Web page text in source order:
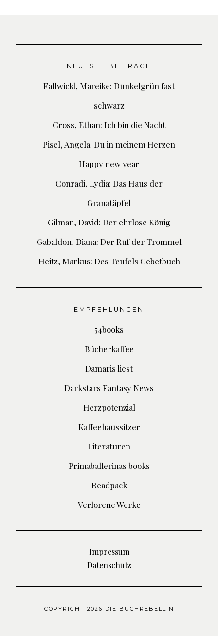
NEUESTE BEITRÄGE
Fallwickl, Mareike: Dunkelgrün fast
schwarz
Cross, Ethan: Ich bin die Nacht
Pisel, Angela: Du in meinem Herzen
Happy new year
Conradi, Lydia: Das Haus der
Granatäpfel
Gilman, David: Der ehrlose König
Gabaldon, Diana: Der Ruf der Trommel
Heitz, Markus: Des Teufels Gebetbuch
EMPFEHLUNGEN
54books
Bücherkaffee
Damaris liest
Darkstars Fantasy News
Herzpotenzial
Kaffeehaussitzer
Literaturen
Primaballerinas books
Readpack
Verlorene Werke
Impressum
Datenschutz
COPYRIGHT 2026 DIE BUCHREBELLIN